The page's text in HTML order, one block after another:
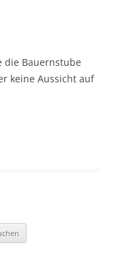
die Bauernstube
keine Aussicht auf